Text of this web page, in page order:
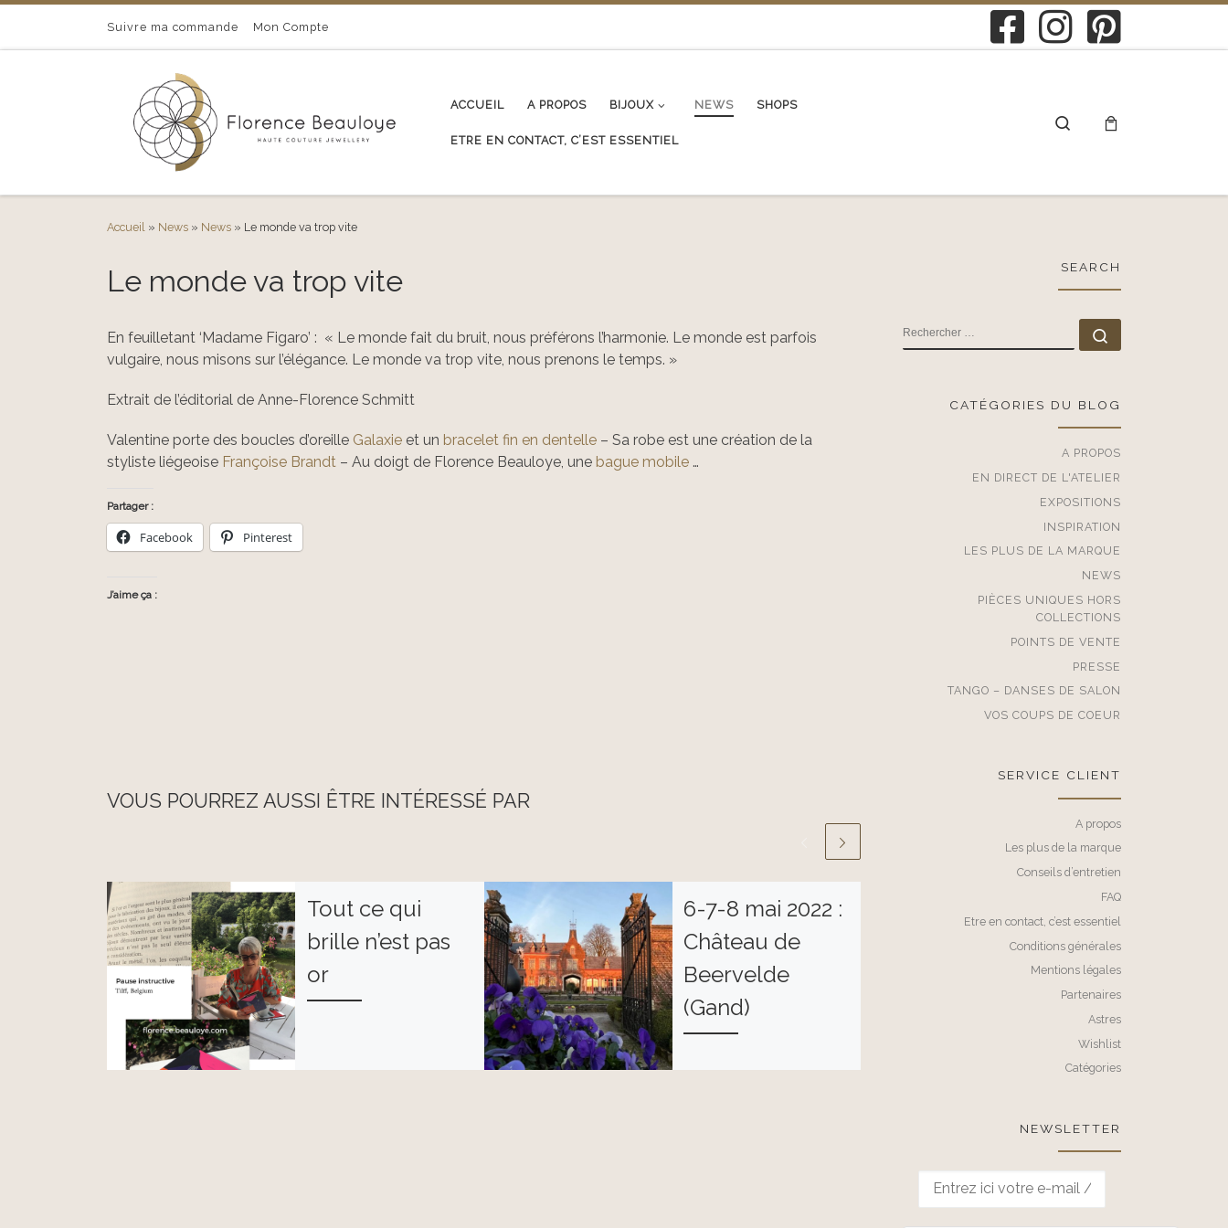
Passer au contenuSuivre ma commande Mon Compte
ACCUEIL A PROPOS BIJOUX NEWS SHOPS
ETRE EN CONTACT, C’EST ESSENTIEL
Search
Accueil » News » News » Le monde va trop vite
Le monde va trop vite
En feuilletant ‘Madame Figaro’ : « Le monde fait du bruit, nous préférons l’harmonie. Le monde est parfois
vulgaire, nous misons sur l’élégance. Le monde va trop vite, nous prenons le temps. »
Extrait de l’éditorial de Anne-Florence Schmitt
Valentine porte des boucles d’oreille Galaxie et un bracelet fin en dentelle – Sa robe est une création de la
styliste liégeoise Françoise Brandt – Au doigt de Florence Beauloye, une bague mobile …
Partager :
Facebook Pinterest
J’aime ça :
VOUS POURREZ AUSSI ÊTRE INTÉRESSÉ PAR
Tout ce qui
brille n’est pas
or
6-7-8 mai 2022 :
Château de
Beervelde
(Gand)
Je vous accueille
Parcours
d’artistes à
Liège – 23 & 24
oct 2021
Vous m’avez souvent
Liège ! » Ce WE des 23-
24 octobre, je vous
SEARCH
RECHERCHER
CATÉGORIES DU BLOG
A PROPOS
EN DIRECT DE L'ATELIER
EXPOSITIONS
INSPIRATION
LES PLUS DE LA MARQUE
NEWS
PIÈCES UNIQUES HORS
COLLECTIONS
POINTS DE VENTE
PRESSE
TANGO – DANSES DE SALON
VOS COUPS DE COEUR
SERVICE CLIENT
A propos
Les plus de la marque
Conseils d’entretien
FAQ
Etre en contact, c’est essentiel
Conditions générales
Mentions légales
Partenaires
Astres
Wishlist
Catégories
NEWSLETTER